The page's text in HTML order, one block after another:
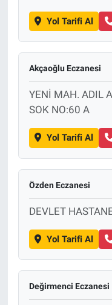
Yol Tarifi Al
Akçaoğlu Eczanesi
YENİ MAH. ADIL
SOK NO:60 A
Yol Tarifi Al
Özden Eczanesi
DEVLET
Yol Tarifi Al
Değirmenci Eczanesi